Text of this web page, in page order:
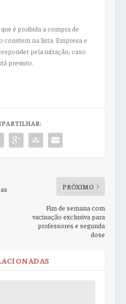
é proibida a compra de
constem na lista. Empresa e
pela infração, caso
previsto.
PRÓXIMO
Fim de semana com
vacinação exclusiva para
professores e segunda
dose